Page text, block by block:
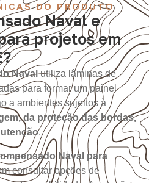
DO PRODUTO
Naval e
projetos em
Navalutiliza lâminas de
para formar um painel
a ambientes sujeitos à
da proteção das bordas,
.
Naval para
consultar opções de